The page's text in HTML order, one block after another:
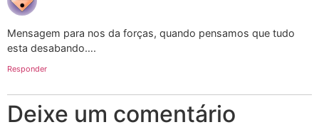
Mensagem para nos da forças, quando pensamos que tudo
esta desabando….
Responder
Deixe um comentário